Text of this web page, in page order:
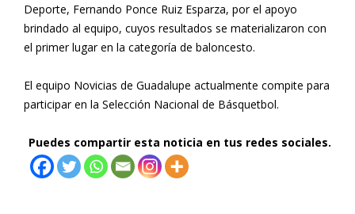
Deporte, Fernando Ponce Ruiz Esparza, por el apoyo
brindado al equipo, cuyos resultados se materializaron con
el primer lugar en la categoría de baloncesto.
El equipo Novicias de Guadalupe actualmente compite para
participar en la Selección Nacional de Básquetbol.
Puedes compartir esta noticia en tus redes sociales.